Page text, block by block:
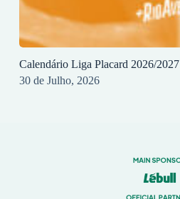
Calendário Liga Placard 2026/2027
30 de Julho, 2026